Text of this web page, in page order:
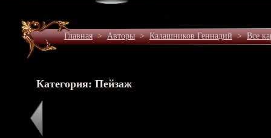
Главная>Авторы>Калашников Геннадий>Все
Категория: Пейзаж